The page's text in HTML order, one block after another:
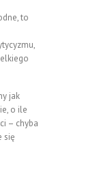
to
jak
o ile
– chyba
się